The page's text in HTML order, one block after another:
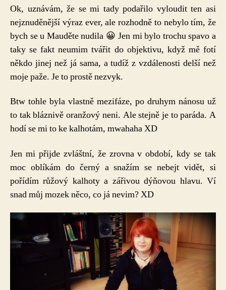
oranžovýma
vlasama
–
Milý
deníčku
Ok, uznávám, že se mi tady podařilo vyloudit ten asi
nejznuděnější výraz ever, ale rozhodně to nebylo tím, že
bych se u Mauděte nudila 😀 Jen mi bylo trochu spavo a
taky se fakt neumim tvářit do objektivu, když mě fotí
někdo jinej než já sama, a tudíž z vzdálenosti delší než
moje paže. Je to prostě nezvyk.
Btw tohle byla vlastně mezifáze, po druhym nánosu už
to tak bláznivě oranžový neni. Ale stejně je to paráda. A
hodí se mi to ke kalhotám, mwahaha XD
Jen mi přijde zvláštní, že zrovna v období, kdy se tak
moc oblíkám do černý a snažím se nebejt vidět, si
pořídím růžový kalhoty a zářivou dýňovou hlavu. Ví
snad můj mozek něco, co já nevim? XD